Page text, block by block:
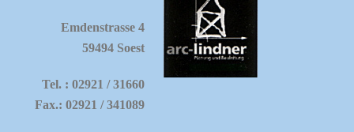
Emdenstrasse 4
59494 Soest
Tel. : 02921 / 31660
Fax.: 02921 / 341089